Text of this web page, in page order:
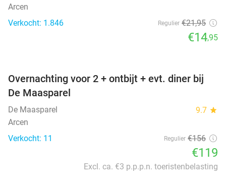
Arcen
Verkocht: 1.846
Regulier €21,95
€14,95
Overnachting voor 2 + ontbijt + evt. diner bij
De Maasparel
De Maasparel 9.7 star
Arcen
Verkocht: 11
Regulier €156
€119
Excl. ca. €3 p.p.p.n. toeristenbelasting